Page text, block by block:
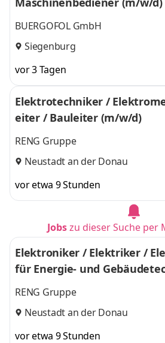
BUERGOFOL GmbH
Siegenburg
vor 3 Tagen
Elektrotechniker /
eiter / Bauleiter (m/w/d)
RENG Gruppe
Neustadt an der Donau
vor etwa 9 Stunden
Jobszu dieser Suche per
Elektroniker / Elektriker /
für Energie- und
RENG Gruppe
Neustadt an der Donau
vor etwa 9 Stunden